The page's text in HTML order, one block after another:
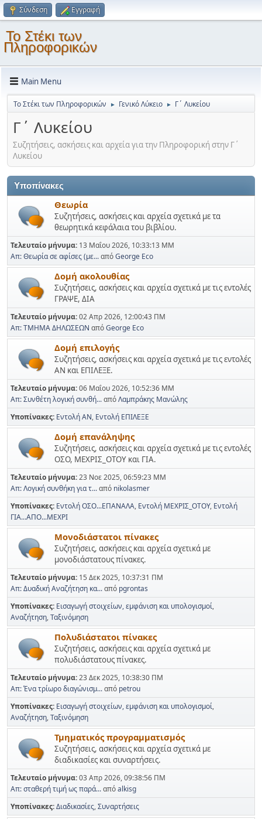
Σύνδεση Εγγραφή
Το Στέκι των
Πληροφορικών
Main Menu
Το Στέκι των Πληροφορικών ► Γενικό Λύκειο ► Γ΄ Λυκείου
Γ΄ Λυκείου
Συζητήσεις, ασκήσεις και αρχεία για την Πληροφορική στην Γ΄
Λυκείου
Υποπίνακες
Θεωρία
Συζητήσεις, ασκήσεις και αρχεία σχετικά με τα
θεωρητικά κεφάλαια του βιβλίου.
Τελευταίο μήνυμα: 13 Μαΐου 2026, 10:33:13 ΜΜ
Απ: Θεωρία σε αφίσες (με...απόGeorge Eco
Δομή ακολουθίας
Συζητήσεις, ασκήσεις και αρχεία σχετικά με τις εντολές
ΓΡΑΨΕ, ΔΙΑ
Τελευταίο μήνυμα:02 Απρ 2026, 12:00:43 ΠΜ
Απ: ΤΜΗΜΑ ΔΗΛΩΣΕΩΝ απόGeorge Eco
Δομή επιλογής
Συζητήσεις, ασκήσεις και αρχεία σχετικά με τις εντολές
ΑΝ και ΕΠΙΛΕΞΕ.
Τελευταίο μήνυμα:06 Μαΐου 2026, 10:52:36 ΜΜ
Απ: Συνθέτη λογική συνθή...απόΛαμπράκης Μανώλης
Υποπίνακες Εντολή ΑΝ Εντολή ΕΠΙΛΕΞΕ
Δομή επανάληψης
Συζητήσεις, ασκήσεις και αρχεία σχετικά με τις εντολές
ΟΣΟ, ΜΕΧΡΙΣ_ΟΤΟΥ και ΓΙΑ.
Τελευταίο μήνυμα:23 Νοε 2025, 06:59:23 ΜΜ
Απ: Λογική συνθήκη για τ...από nikolasmer
Υποπίνακες Εντολή ΟΣΟ...ΕΠΑΝΑΛΑ Εντολή ΜΕΧΡΙΣ_ΟΤΟΥ Εντολή
ΓΙΑ...ΑΠΟ...ΜΕΧΡΙ
Μονοδιάστατοι πίνακες
Συζητήσεις, ασκήσεις και αρχεία σχετικά με
μονοδιάστατους πίνακες.
Τελευταίο μήνυμα: 15 Δεκ 2025, 10:37:31 ΠΜ
Απ: Δυαδική Αναζήτηση κα...από pgrontas
Υποπίνακες Εισαγωγή στοιχείων, εμφάνιση και υπολογισμοί
Αναζήτηση Ταξινόμηση
Πολυδιάστατοι πίνακες
Συζητήσεις, ασκήσεις και αρχεία σχετικά με
πολυδιάστατους πίνακες.
Τελευταίο μήνυμα:23 Δεκ 2025, 10:38:30 ΠΜ
Απ: Ένα τρίωρο διαγώνισμ...από petrou
Υποπίνακες Εισαγωγή στοιχείων, εμφάνιση και υπολογισμοί
Αναζήτηση Ταξινόμηση
Τμηματικός προγραμματισμός
Συζητήσεις, ασκήσεις και αρχεία σχετικά με
διαδικασίες και συναρτήσεις.
Τελευταίο μήνυμα:03 Απρ 2026, 09:38:56 ΠΜ
Απ: σταθερή τιμή ως παρά...απόalkisg
Υποπίνακες Διαδικασίες Συναρτήσεις